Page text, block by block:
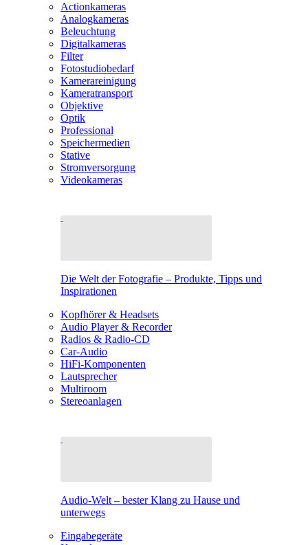
Actionkameras
Analogkameras
Beleuchtung
Digitalkameras
Filter
Fotostudiobedarf
Kamerareinigung
Kameratransport
Objektive
Optik
Professional
Speichermedien
Stative
Stromversorgung
Videokameras
Die Welt der Fotografie – Produkte, Tipps und
Inspirationen
Kopfhörer & Headsets
Audio Player & Recorder
Radios & Radio-CD
Car-Audio
HiFi-Komponenten
Lautsprecher
Multiroom
Stereoanlagen
Audio-Welt – bester Klang zu Hause und
unterwegs
Eingabegeräte